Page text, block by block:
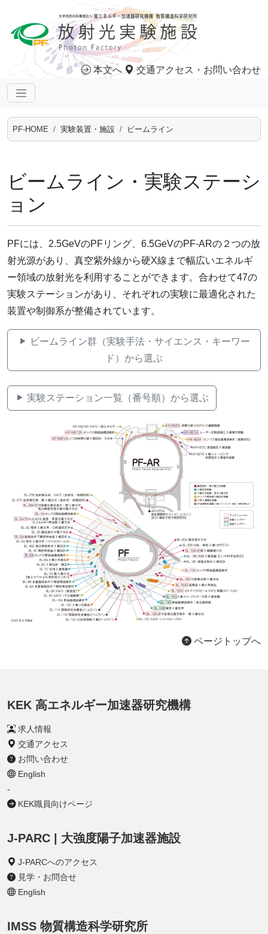
本文へ 交通アクセス・お問い合わせ
PF-HOME 実験装置・施設 ビームライン
ビームライン・実験ステーシ
ョン
PFには、2.5GeVのPFリング、6.5GeVのPF-ARの２つの放
射光源があり、真空紫外線から硬X線まで幅広いエネルギ
ー領域の放射光を利用することができます。合わせて47の
実験ステーションがあり、それぞれの実験に最適化された
装置や制御系が整備されています。
ビームライン群（実験手法・サイエンス・キーワー
ド）から選ぶ
実験ステーション一覧（番号順）から選ぶ
ページトップへ
KEK 高エネルギー加速器研究機構
求人情報
交通アクセス
お問い合わせ
English
-
KEK職員向けページ
J-PARC | 大強度陽子加速器施設
J-PARCへのアクセス
見学・お問合せ
English
IMSS 物質構造科学研究所